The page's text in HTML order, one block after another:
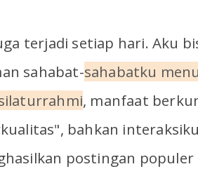
terjadi setiap hari. Aku
sahabat-sahabatku
, manfaat
bahkan
postingan